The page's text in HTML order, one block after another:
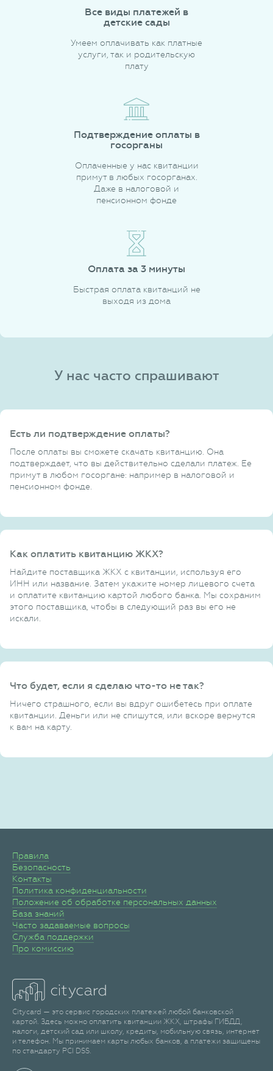
Все виды платежей в
детские сады
Умеем оплачивать как платные
услуги, так и родительскую
плату
Подтверждение оплаты в
госорганы
Оплаченные у нас квитанции
примут в любых госорганах.
Даже в налоговой и
пенсионном фонде
Оплата за 3 минуты
Быстрая оплата квитанций не
выходя из дома
У нас часто спрашивают
Есть ли подтверждение оплаты?
После оплаты вы сможете скачать квитанцию. Она
подтверждает, что вы действительно сделали платеж. Ее
примут в любом госоргане: например в налоговой и
пенсионном фонде.
Как оплатить квитанцию ЖКХ?
Найдите поставщика ЖКХ с квитанции, используя его
ИНН или название. Затем укажите номер лицевого счета
и оплатите квитанцию картой любого банка. Мы сохраним
этого поставщика, чтобы в следующий раз вы его не
искали.
Что будет, если я сделаю что-то не так?
Ничего страшного, если вы вдруг ошибетесь при оплате
квитанции. Деньги или не спишутся, или вскоре вернутся
к вам на карту.
Правила
Безопасность
Контакты
Политика конфиденциальности
Положение об обработке персональных данных
База знаний
Часто задаваемые вопросы
Служба поддержки
Про комиссию
Citycard — это сервис городских платежей любой банковской
картой. Здесь можно оплатить квитанции ЖКХ, штрафы ГИБДД,
налоги, детский сад или школу, кредиты, мобильную связь, интернет
и телефон. Мы принимаем карты любых банков, а платежи защищены
по стандарту PCI DSS.